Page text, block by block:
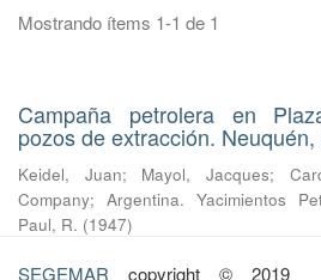
Mostrando ítems 1-1 de 1
Campaña petrolera en
pozos de extracción.
Keidel, Juan; Mayol, Jacques;
Company; Argentina. Yacimientos
Paul, R. (1947)
SEGEMAR copyright © 2019